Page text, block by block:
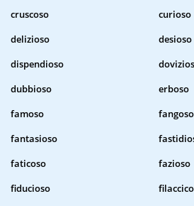
cruscoso
curioso
delizioso
desioso
dispendioso
dubbioso
erboso
famoso
fangoso
fantasioso
faticoso
fazioso
fiducioso